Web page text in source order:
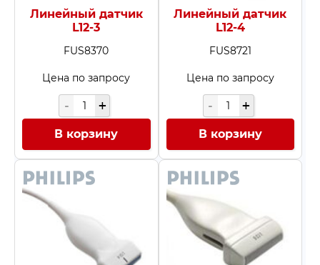
Линейный датчик
L12-3
FUS8370
Цена по запросу
В корзину
Линейный датчик
L12-4
FUS8721
Цена по запросу
В корзину